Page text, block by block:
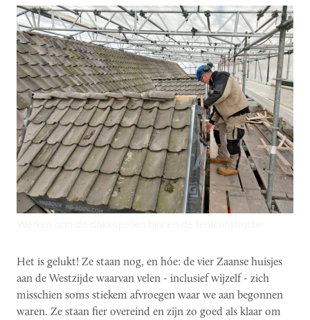
Het is gelukt! Ze staan nog, en hóe: de vier Zaanse huisjes
aan de Westzijde waarvan velen - inclusief wijzelf - zich
misschien soms stiekem afvroegen waar we aan begonnen
waren. Ze staan fier overeind en zijn zo goed als klaar om